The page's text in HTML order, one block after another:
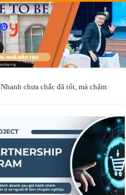
Nhanh chưa chắc đã tốt, mà chậm